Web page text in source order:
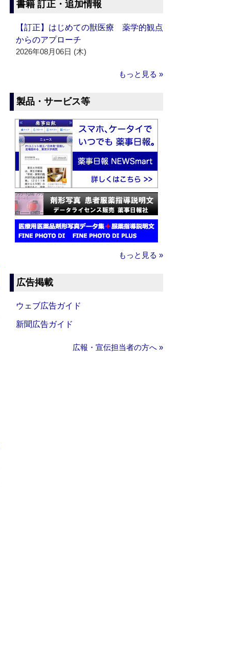
書籍 訂正・追加情報
【訂正】はじめての獣医療 薬学的観点
からのアプローチ
2026年08月06日 (木)
もっと見る »
製品・サービス等
もっと見る »
広告掲載
ウェブ広告ガイド
新聞広告ガイド
広報・宣伝担当者の方へ »